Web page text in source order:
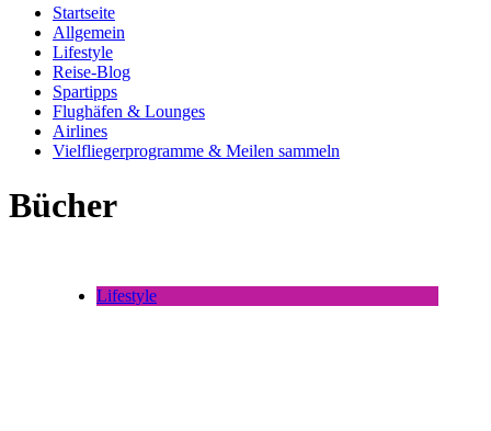
Startseite
Allgemein
Lifestyle
Reise-Blog
Spartipps
Flughäfen & Lounges
Airlines
Vielfliegerprogramme & Meilen sammeln
Bücher
Lifestyle